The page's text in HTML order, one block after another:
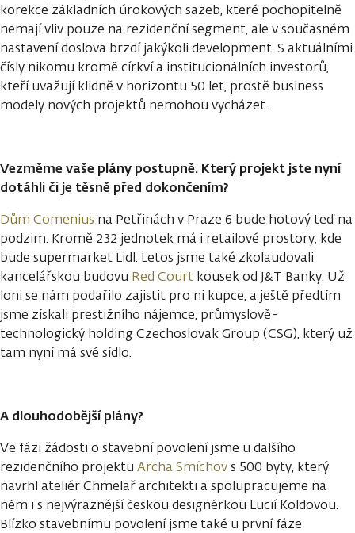
korekce základních úrokových sazeb, které pochopitelně
nemají vliv pouze na rezidenční segment, ale v současném
nastavení doslova brzdí jakýkoli development. S aktuálními
čísly nikomu kromě církví a institucionálních investorů,
kteří uvažují klidně v horizontu 50 let, prostě business
modely nových projektů nemohou vycházet.
Vezměme vaše plány postupně. Který projekt jste nyní
dotáhli či je těsně před dokončením?
Dům Comenius na Petřinách v Praze 6 bude hotový teď na
podzim. Kromě 232 jednotek má i retailové prostory, kde
bude supermarket Lidl. Letos jsme také zkolaudovali
kancelářskou budovu Red Court kousek od J&T Banky. Už
loni se nám podařilo zajistit pro ni kupce, a ještě předtím
jsme získali prestižního nájemce, průmyslově-
technologický holding Czechoslovak Group (CSG), který už
tam nyní má své sídlo.
A dlouhodobější plány?
Ve fázi žádosti o stavební povolení jsme u dalšího
rezidenčního projektu Archa Smíchovs 500 byty, který
navrhl ateliér Chmelař architekti a spolupracujeme na
něm i s nejvýraznější českou designérkou Lucií Koldovou.
Blízko stavebnímu povolení jsme také u první fáze